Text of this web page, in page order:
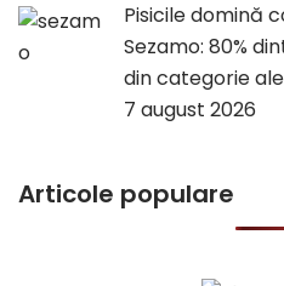
Pisicile domină
Sezamo: 80%
din categorie
7 august 2026
Articole populare